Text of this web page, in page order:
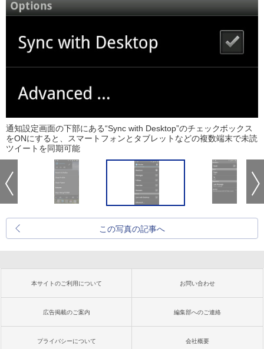
通知設定画面の下部にある“Sync with Desktop”のチェックボックス
をONにすると、スマートフォンとタブレットなどの複数端末で未読
ツイートを同期可能
この写真の記事へ
本サイトのご利用について お問い合わせ
広告掲載のご案内 編集部へのご連絡
プライバシーについて 会社概要